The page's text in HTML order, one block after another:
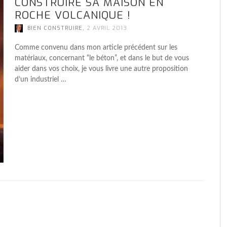
ACIER, UNE MAISON CONTEMPORAINE
D’EXCEPTION
BIEN CONSTRUIRE ,22 MARS 2022
ACIER, UNE MAISON CONTEMPORAINE
D’EXCEPTION
BIEN CONSTRUIRE ,22 MARS 2022
FAIRE CONSTRUIRE UNE MAISON
PASSIVE
AL,30 JUILLET 2020
AVEZ-VOUS PENSÉ À L’AMÉNAGEMENT
DE LA CUISINE DE VOTRE FUTURE
MAISON ?
ACIER, UNE MAISON CONTEMPORAINE
D’EXCEPTION
BIEN CONSTRUIRE ,22 MARS 2022
ROCHE VOLCANIQUE !
BIEN CONSTRUIRE , 2 AVRIL 2013
Comme convenu dans mon article précédent sur les
matériaux, concernant “le béton”, et dans le but de vous
aider dans vos choix, je vous livre une autre proposition
d’un industriel …